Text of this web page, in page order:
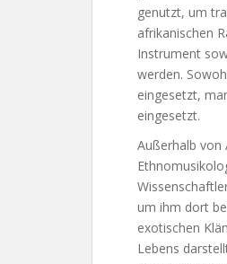
genutzt, um
afrikanischen
Instrument
werden.
eingesetzt,
eingesetzt.
Außerhalb von
um ihm dort
exotischen
Lebens